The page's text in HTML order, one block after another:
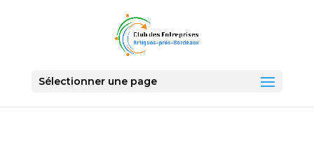
Sélectionner une page